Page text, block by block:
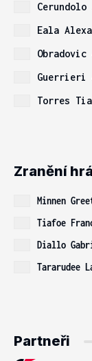
Cerundolo
Eala
Obradovic
Guerrieri
Torres
Zranění
Minnen
Tiafoe
Diallo
Tararudee
Partneři